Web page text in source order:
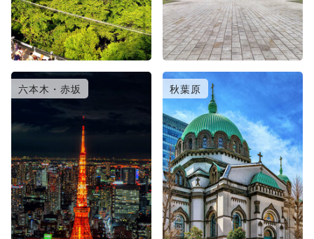
六本木・赤坂 秋葉原